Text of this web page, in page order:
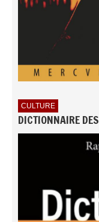
CULTURE
DICTIONNAIRE